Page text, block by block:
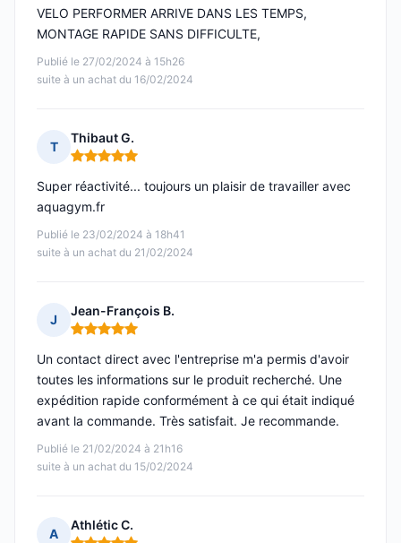
Publié le 27/02/2024 à 15h26
suite à un achat du 16/02/2024
VELO PERFORMER ARRIVE DANS LES TEMPS,
MONTAGE RAPIDE SANS DIFFICULTE,
T
Thibaut G.
Note : 5 sur 5
Publié le 23/02/2024 à 18h41
suite à un achat du 21/02/2024
Super réactivité... toujours un plaisir de travailler avec
aquagym.fr
J
Jean-François B.
Note : 5 sur 5
Publié le 21/02/2024 à 21h16
suite à un achat du 15/02/2024
Un contact direct avec l'entreprise m'a permis d'avoir
toutes les informations sur le produit recherché. Une
expédition rapide conformément à ce qui était indiqué
avant la commande. Très satisfait. Je recommande.
A
Athlétic C.